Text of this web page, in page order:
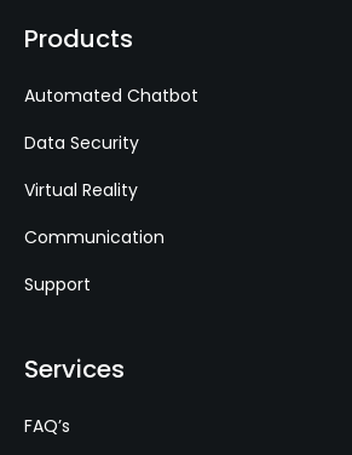
Products
Automated Chatbot
Data Security
Virtual Reality
Communication
Support
Services
FAQ’s